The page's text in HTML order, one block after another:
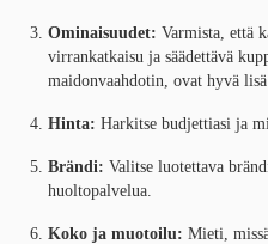
Ominaisuudet: Varmista, että
virrankatkaisu ja säädettävä
maidonvaahdotin, ovat hyvä
Hinta: Harkitse budjettiasi ja
Brändi: Valitse luotettava
huoltopalvelua.
Koko ja muotoilu: Mieti,